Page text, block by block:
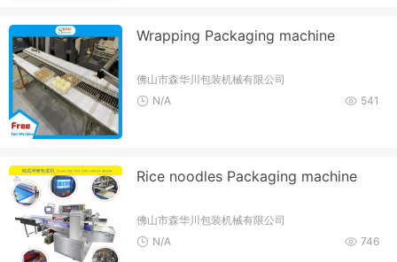
Wrapping Packaging machine
佛山市森华川包装机械有限公司
541
N/A
Rice noodles Packaging machine
佛山市森华川包装机械有限公司
746
N/A